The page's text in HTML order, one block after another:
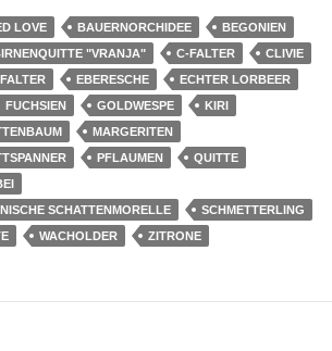
LOVE BAUERNORCHIDEE
BEGONIEN
"VRANJA" C-FALTER
CLIVIE
EBERESCHE
ECHTER LORBEER
FUCHSIEN GOLDWESPE
KIRI
MARGERITEN
PFLAUMEN
QUITTE
SCHATTENMORELLE
SCHMETTERLING
WACHOLDER ZITRONE